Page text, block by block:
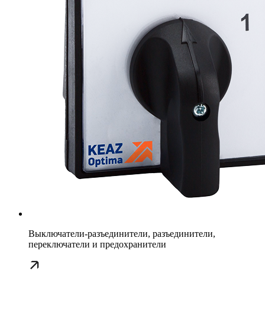
Выключатели-разъединители, разъединители,
переключатели и предохранители